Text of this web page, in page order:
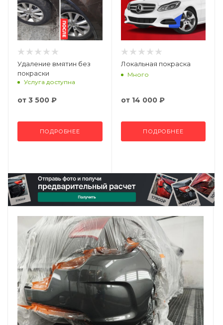
Удаление вмятин без
покраски
Услуга доступна
от 3 500 ₽
ПОДРОБНЕЕ
Локальная покраска
Много
от 14 000 ₽
ПОДРОБНЕЕ